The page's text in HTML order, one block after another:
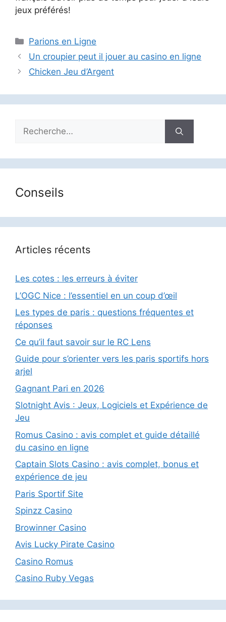
jeux préférés!
Catégories
Parions en Ligne
Un croupier peut il jouer au casino en ligne
Chicken Jeu d’Argent
Rechercher :
Conseils
Articles récents
Les cotes : les erreurs à éviter
L’OGC Nice : l’essentiel en un coup d’œil
Les types de paris : questions fréquentes et
réponses
Ce qu’il faut savoir sur le RC Lens
Guide pour s’orienter vers les paris sportifs hors
arjel
Gagnant Pari en 2026
Slotnight Avis : Jeux, Logiciels et Expérience de
Jeu
Romus Casino : avis complet et guide détaillé
du casino en ligne
Captain Slots Casino : avis complet, bonus et
expérience de jeu
Paris Sportif Site
Spinzz Casino
Browinner Casino
Avis Lucky Pirate Casino
Casino Romus
Casino Ruby Vegas